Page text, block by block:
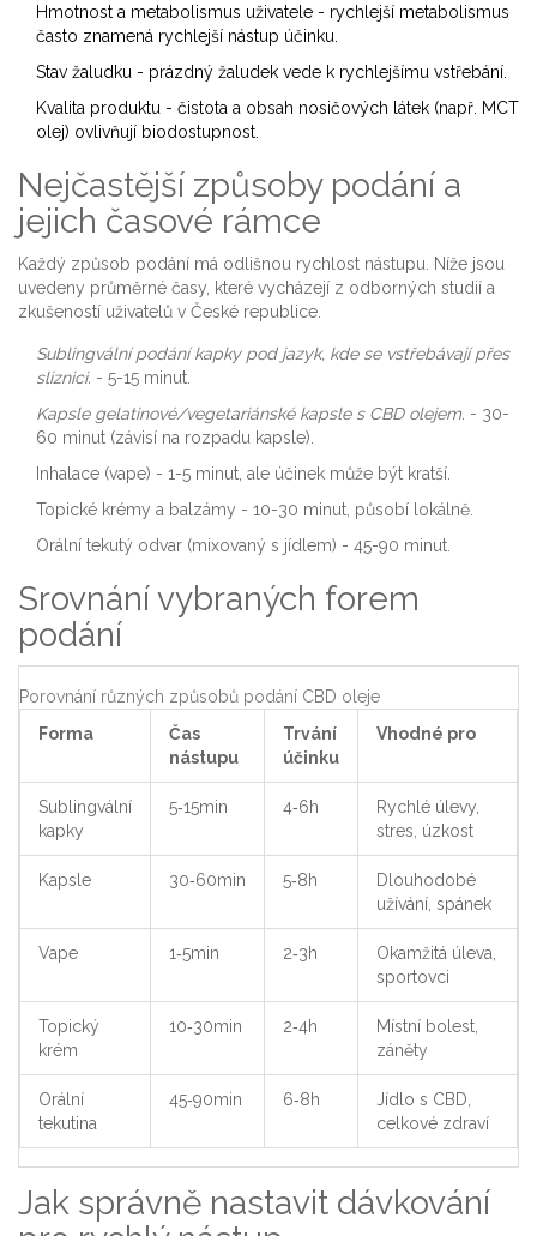
Hmotnost a metabolismus uživatele - rychlejší metabolismus
často znamená rychlejší nástup účinku.
Stav žaludku - prázdný žaludek vede k rychlejšímu vstřebání.
Kvalita produktu - čistota a obsah nosičových látek (např. MCT
olej) ovlivňují biodostupnost.
Nejčastější způsoby podání a
jejich časové rámce
Každý způsob podání má odlišnou rychlost nástupu. Níže jsou
uvedeny průměrné časy, které vycházejí z odborných studií a
zkušeností uživatelů v České republice.
Sublingvální podání kapky pod jazyk, kde se vstřebávají přes
sliznici. - 5-15 minut.
Kapsle gelatinové/vegetariánské kapsle s CBD olejem. - 30-
60 minut (závisí na rozpadu kapsle).
Inhalace (vape) - 1-5 minut, ale účinek může být kratší.
Topické krémy a balzámy - 10-30 minut, působí lokálně.
Orální tekutý odvar (mixovaný s jídlem) - 45-90 minut.
Srovnání vybraných forem
podání
Porovnání různých způsobů podání CBD oleje
Forma
Čas
nástupu
Trvání
účinku
Vhodné pro
Sublingvální
kapky
5‑15min 4‑6h
Rychlé úlevy,
stres, úzkost
Kapsle 30‑60min 5‑8h
Dlouhodobé
užívání, spánek
Vape 1‑5min 2‑3h
Okamžitá úleva,
sportovci
Topický
krém
10‑30min 2‑4h
Místní bolest,
záněty
Orální
tekutina
45‑90min 6‑8h
Jídlo s CBD,
celkové zdraví
Jak správně nastavit dávkování